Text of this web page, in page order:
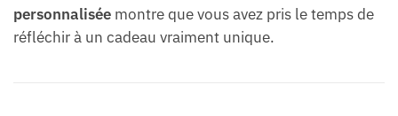
personnalisée montre que vous avez pris le temps de
réfléchir à un cadeau vraiment unique.